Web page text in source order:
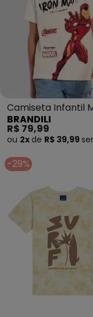
Camiseta Infantil
em Meia Malha
BRANDILI
R$ 79,99
ou 2x de R$ 39,99
-29%